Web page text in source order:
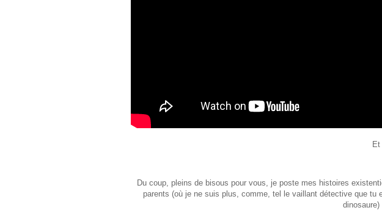
Du coup, pleins de bisous pour vous, je poste mes histoires
parents (où je ne suis plus, comme, tel le vaillant détective que